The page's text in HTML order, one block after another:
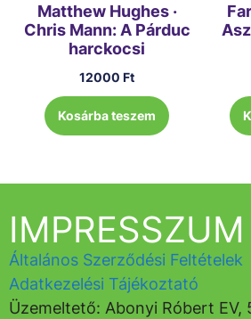
Matthew Hughes ·
Chris Mann: A Párduc
harckocsi
12000Ft
Kosárba teszem
IMPRESSZUM
Általános Szerződési Feltételek
Adatkezelési Tájékoztató
Üzemeltető: Abonyi Róbert